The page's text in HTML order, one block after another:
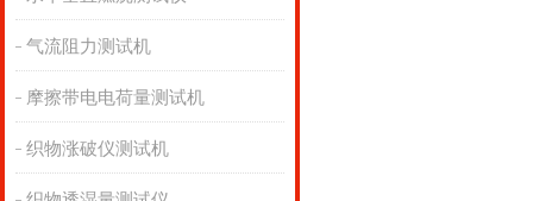
气流阻力测试机
摩擦带电电荷量测试机
织物涨破仪测试机